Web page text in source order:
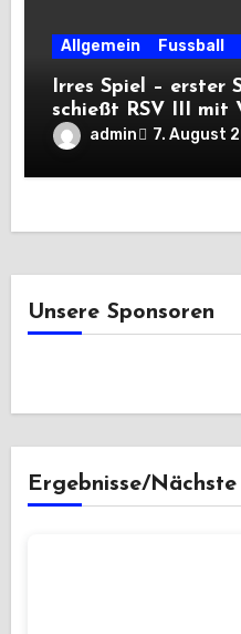
Allgemein Fussball
Irres Spiel – erster
schießt RSV III mit
Premiere
admin 7. August
Unsere Sponsoren
Ergebnisse/Nächste